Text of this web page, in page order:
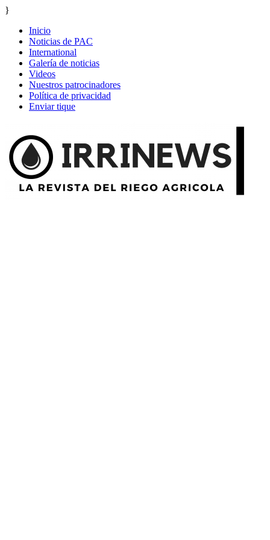
}
Inicio
Noticias de PAC
International
Galería de noticias
Videos
Nuestros patrocinadores
Política de privacidad
Enviar tique